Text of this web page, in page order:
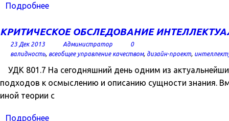
Подробнее
КРИТИЧЕСКОЕ ОБСЛЕДОВАНИЕ
23 Дек 2013 Администратор
0
валидность, всеобщее управление качеством, дизайн-проект,
УДК 801.7 На сегодняшний день одним из
подходов к осмыслению и описанию сущности знания.
иной теории с
Подробнее